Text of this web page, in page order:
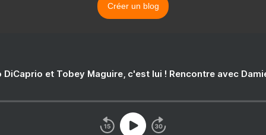
Créer un blog
DiCaprio et Tobey Maguire, c'est lui ! Rencontre avec